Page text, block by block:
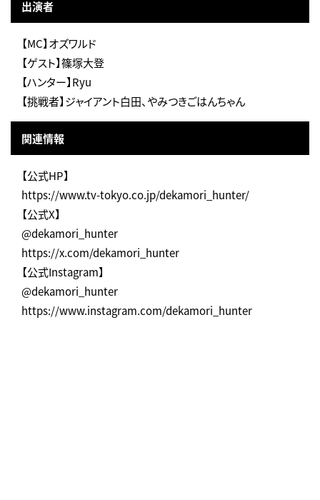
出演者
【MC】オズワルド
【ゲスト】篠塚大登
【ハンター】Ryu
【挑戦者】ジャイアント白田、やみつきごはんちゃん
関連情報
【公式HP】
https://www.tv-tokyo.co.jp/dekamori_hunter/
【公式X】
@dekamori_hunter
https://x.com/dekamori_hunter
【公式Instagram】
@dekamori_hunter
https://www.instagram.com/dekamori_hunter